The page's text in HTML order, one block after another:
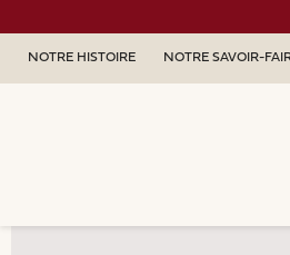
NOTRE HISTOIRE NOTRE SAVOIR-